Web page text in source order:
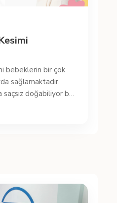
bebeklerin bir çok
sağlamaktadır,
doğabiliyor bu
doğ...